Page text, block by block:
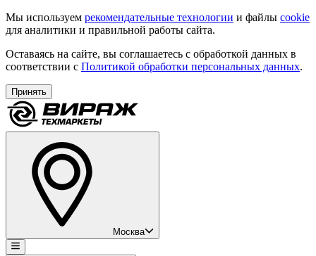
Мы используем рекомендательные технологии и файлы cookie
для аналитики и правильной работы сайта.
Оставаясь на сайте, вы соглашаетесь с обработкой данных в
соответствии с Политикой обработки персональных данных.
Принять
Москва